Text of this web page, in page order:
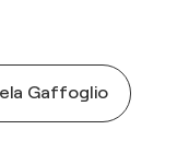
Gaffoglio